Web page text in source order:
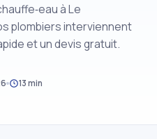
à Le
plombiers interviennent
et un devis gratuit.
13 min